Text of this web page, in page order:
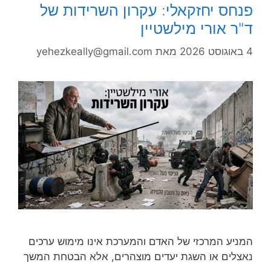
פנחס יחזקאלי: עקרון השרידות של
ד"ר אורי מילשטיין
4 באוגוסט 2026 מאת yehezkeally@gmail.com
המניע המרכזי של האדם והמערכת אינו מימוש ערכים
נאצלים או השגת יעדים מוצהרים, אלא הבטחת המשך